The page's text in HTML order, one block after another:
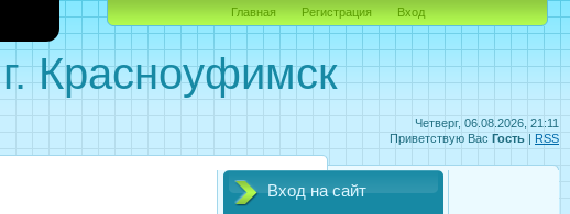
Четверг, 06.08.2026, 21:11
Приветствую Вас Гость | RSS
Красноуфимск
Главная Регистрация Вход
Вход на сайт